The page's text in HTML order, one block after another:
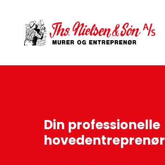
Din professionelle
hovedentreprenør